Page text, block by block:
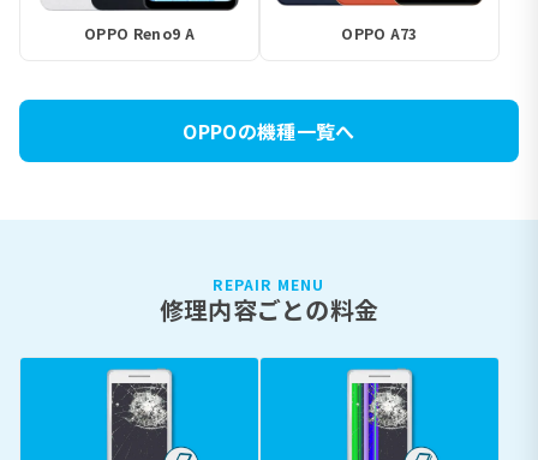
OPPO Reno9 A OPPO A73
OPPOの機種一覧へ
REPAIR MENU
修理内容ごとの料金